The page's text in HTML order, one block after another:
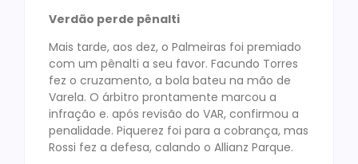
Verdão perde pênalti
Mais tarde, aos dez, o Palmeiras foi premiado
com um pênalti a seu favor. Facundo Torres
fez o cruzamento, a bola bateu na mão de
Varela. O árbitro prontamente marcou a
infração e. após revisão do VAR, confirmou a
penalidade. Piquerez foi para a cobrança, mas
Rossi fez a defesa, calando o Allianz Parque.